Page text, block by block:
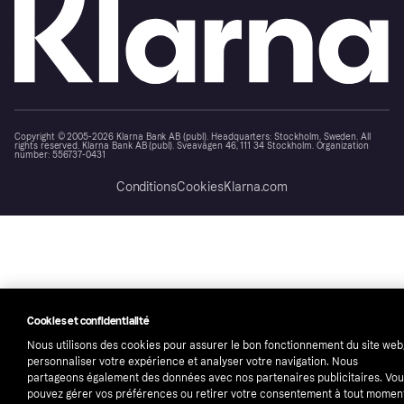
Copyright © 2005-2026 Klarna Bank AB (publ). Headquarters: Stockholm, Sweden. All
rights reserved. Klarna Bank AB (publ). Sveavägen 46, 111 34 Stockholm. Organization
number: 556737-0431
ConditionsCookiesKlarna.com
Cookies et confidentialité
Nous utilisons des cookies pour assurer le bon fonctionnement du site
personnaliser votre expérience et analyser votre navigation. Nous
partageons également des données avec nos partenaires publicitaires.
pouvez gérer vos préférences ou retirer votre consentement à tout